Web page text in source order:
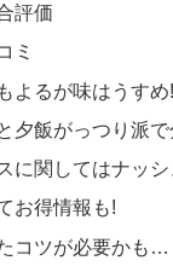
評価
ミ
よるが味はうすめ
夕飯がっつり派で
に関してはナッシ
お得情報も!
コツが必要かも…